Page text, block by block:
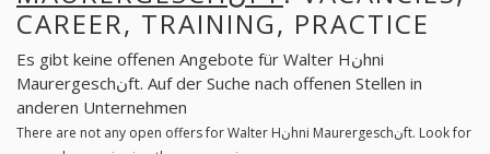
CAREER, TRAINING, PRACTICE
Es gibt keine offenen Angebote für Walter Hنhni
Maurergeschنft. Auf der Suche nach offenen Stellen in
anderen Unternehmen
There are not any open offers for Walter Hنhni Maurergeschنft. Look for